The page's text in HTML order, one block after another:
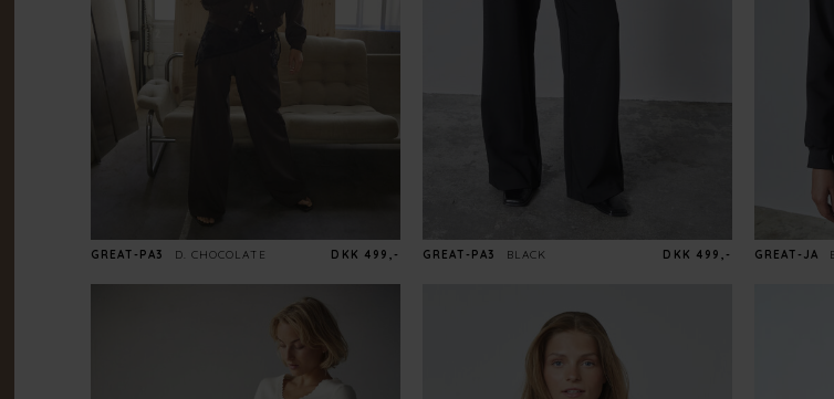
GREAT-PA3 D. CHOCOLATE DKK 499,- GREAT-PA3 BLACK DKK 499,- GREAT-JA